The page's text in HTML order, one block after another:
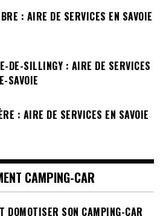
: AIRE DE SERVICES EN SAVOIE
DE-SILLINGY : AIRE DE SERVICES
SAVOIE
: AIRE DE SERVICES EN SAVOIE
CAMPING-CAR
DOMOTISER SON CAMPING-CAR